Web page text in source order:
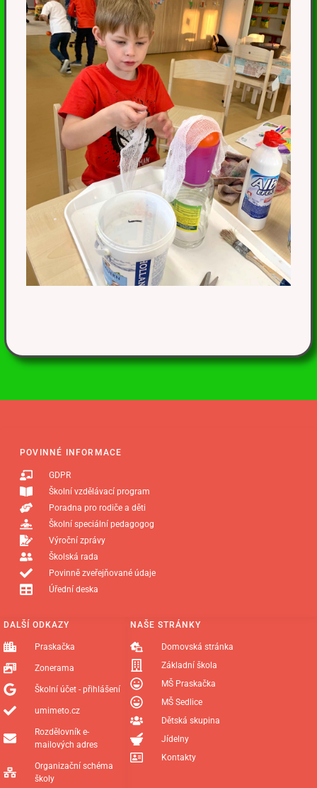
NAŠE STRÁNKY
Domovská stránka
Základní škola
MŠ Praskačka
MŠ Sedlice
Dětská skupina
Jídelny
Kontakty
DALŠÍ ODKAZY
Praskačka
Zonerama
Školní účet - přihlášení
umimeto.cz
Rozdělovník e-
mailových adres
Organizační schéma
školy
POVINNÉ INFORMACE
GDPR
Školní vzdělávací program
Poradna pro rodiče a děti
Školní speciální pedagogog
Výroční zprávy
Školská rada
Povinně zveřejňované údaje
Úřední deska